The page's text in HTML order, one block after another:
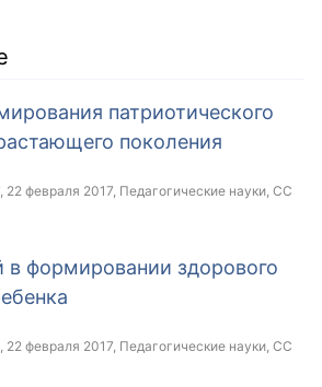
патриотического
поколения
22 февраля 2017, Педагогические науки, CC
в формировании здорового
22 февраля 2017, Педагогические науки, CC